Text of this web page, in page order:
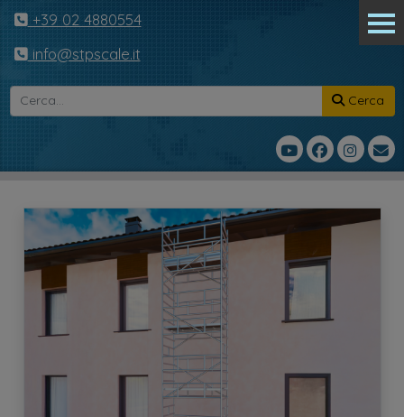
+39 02 4880554
info@stpscale.it
Cerca